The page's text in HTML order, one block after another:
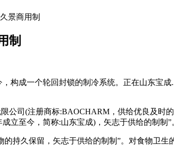
景商用制
制
成一个轮回封锁的制冷系统。正在山东宝成
司(注册商标:BAOCHARM，供给优良及时
立至今，简称:山东宝成)，矢志于供给的制制”
久保留，矢志于供给的制制”。对食物卫生